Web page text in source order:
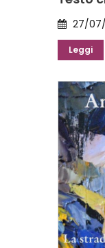
27/
Leggi